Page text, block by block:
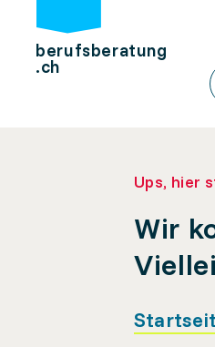
berufsberatung
.ch
Ups, hier
Wir